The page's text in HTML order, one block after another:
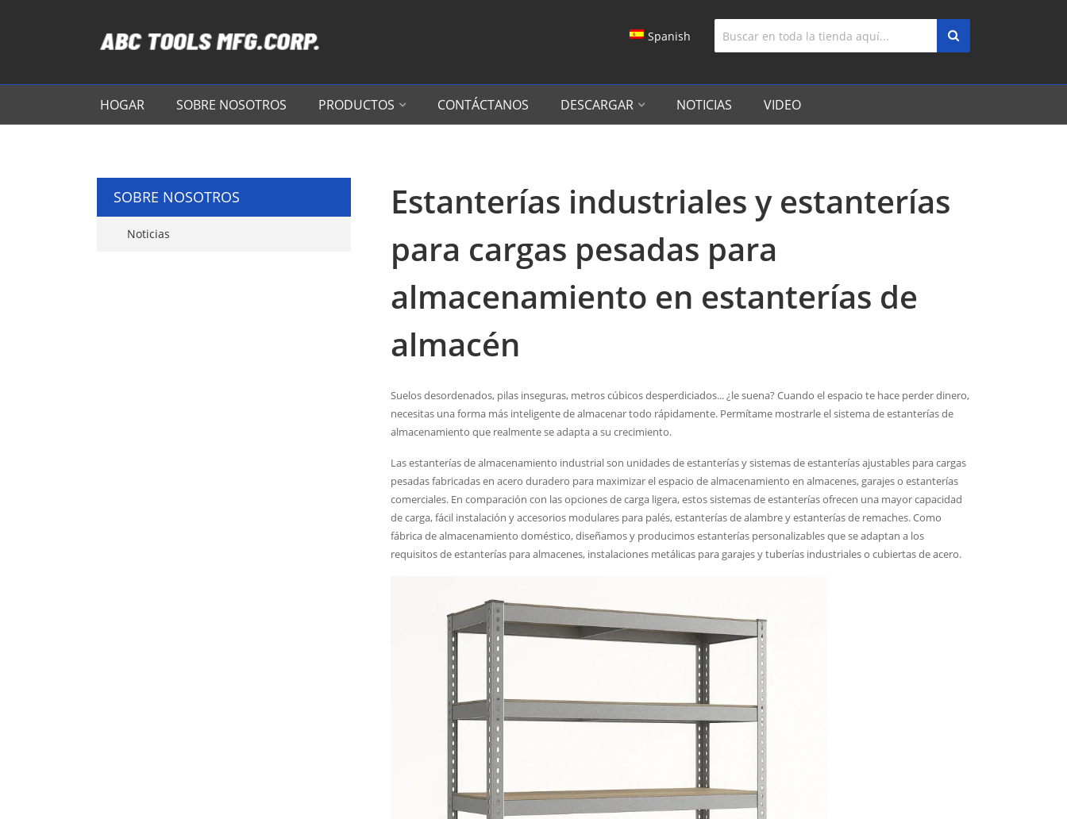
Spanish
HOGAR SOBRE NOSOTROS PRODUCTOS CONTÁCTANOS DESCARGAR NOTICIAS VIDEO
SOBRE NOSOTROS
Noticias
Estanterías industriales y estanterías
para cargas pesadas para
almacenamiento en estanterías de
almacén
Suelos desordenados, pilas inseguras, metros cúbicos desperdiciados... ¿le suena? Cuando el espacio te hace perder dinero,
necesitas una forma más inteligente de almacenar todo rápidamente. Permítame mostrarle el sistema de estanterías de
almacenamiento que realmente se adapta a su crecimiento.
Las estanterías de almacenamiento industrial son unidades de estanterías y sistemas de estanterías ajustables para cargas
pesadas fabricadas en acero duradero para maximizar el espacio de almacenamiento en almacenes, garajes o estanterías
comerciales. En comparación con las opciones de carga ligera, estos sistemas de estanterías ofrecen una mayor capacidad
de carga, fácil instalación y accesorios modulares para palés, estanterías de alambre y estanterías de remaches. Como
fábrica de almacenamiento doméstico, diseñamos y producimos estanterías personalizables que se adaptan a los
requisitos de estanterías para almacenes, instalaciones metálicas para garajes y tuberías industriales o cubiertas de acero.